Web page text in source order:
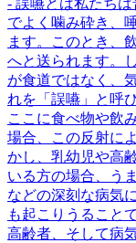
- 誤嚥とは私たち
でよく噛み砕き、
ます。このとき、
へと送られます。
が食道ではなく、
れを「誤嚥」と呼
ここに食べ物や飲
場合、この反射に
かし、乳幼児や高
いる方の場合、う
などの深刻な病気
も起こりうること
高齢者、そして病